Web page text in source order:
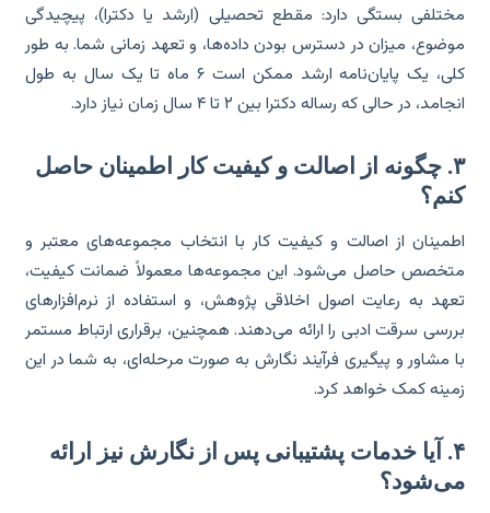
بستگی دارد: مقطع تحصیلی (ارشد یا دکترا)، پیچیدگی
میزان در دسترس بودن داده‌ها، و تعهد زمانی شما. به طور
کلی، یک پایان‌نامه ارشد ممکن است ۶ ماه تا یک سال به طول
در حالی که رساله دکترا بین ۲ تا ۴ سال زمان نیاز دارد.
۳. چگونه از اصالت و کیفیت کار اطمینان حاصل
از اصالت و کیفیت کار با انتخاب مجموعه‌های معتبر و
حاصل می‌شود. این مجموعه‌ها معمولاً ضمانت کیفیت،
به رعایت اصول اخلاقی پژوهش، و استفاده از نرم‌افزارهای
سرقت ادبی را ارائه می‌دهند. همچنین، برقراری ارتباط مستمر
مشاور و پیگیری فرآیند نگارش به صورت مرحله‌ای، به شما در این
کمک خواهد کرد.
۴. آیا خدمات پشتیبانی پس از نگارش نیز ارائه